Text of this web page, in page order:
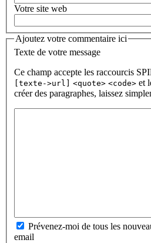
Votre site web
Ajoutez votre commentaire ici
Texte de votre message
Ce champ accepte les raccourcis
[texte->url]
<quote> <code> et
créer des paragraphes, laissez
Prévenez-moi de tous les
email